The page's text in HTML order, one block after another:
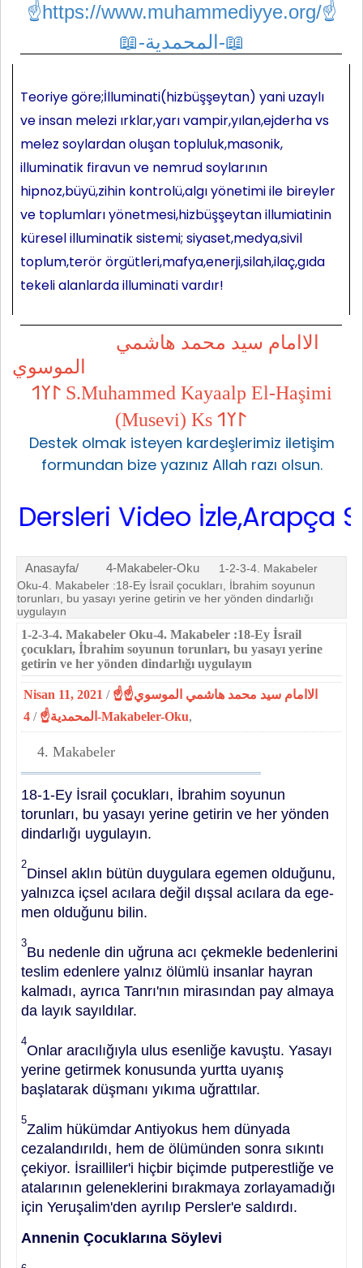
☝https://www.muhammediyye.org/☝
📖-المحمدية-📖
Teoriye göre;İlluminati(hizbüşşeytan) yani uzaylı
ve insan melezi ırklar,yarı vampir,yılan,ejderha vs
melez soylardan oluşan topluluk,masonik,
illuminatik firavun ve nemrud soylarının
hipnoz,büyü,zihin kontrolü,algı yönetimi ile bireyler
ve toplumları yönetmesi,hizbüşşeytan illumiatinin
küresel illuminatik sistemi; siyaset,medya,sivil
toplum,terör örgütleri,mafya,enerji,silah,ilaç,gıda
tekeli alanlarda illuminati vardır!
الاامام سيد محمد هاشمي
الموسوي
𐰃𐰠𐰯 S.Muhammed Kayaalp El-Haşimi
(Musevi) Ks 𐰃𐰠𐰯
Destek olmak isteyen kardeşlerimiz iletişim
formundan bize yazınız Allah razı olsun.
Video İzle,Arapça
Anasayfa/ 4-Makabeler-Oku
1-2-3-4. Makabeler
Oku-4. Makabeler :18-Ey İsrail çocukları, İbrahim so­yunun
torunları, bu yasayı ye­rine getirin ve her yönden dindarlığı
uygulayın
1-2-3-4. Makabeler Oku-4. Makabeler :18-Ey İsrail
çocukları, İbrahim so­yunun torunları, bu yasayı ye­rine
getirin ve her yönden dindarlığı uygulayın
Nisan 11, 2021 / ☝الاامام سيد محمد هاشمي الموسوي☝
المحمدية☝ / 4-Makabeler-Oku,
4. Makabeler
18-1-Ey İsrail çocukları, İbrahim so­yunun
torunları, bu yasayı ye­rine getirin ve her yönden
dindarlığı uygulayın.
2
Dinsel aklın bütün duy­gulara egemen olduğunu,
yalnızca iç­sel acılara değil dışsal acılara da ege­
men olduğunu bilin.
3
Bu nedenle din uğruna acı çek­mekle bedenlerini
teslim edenlere yal­nız ölümlü insanlar hayran
kalmadı, ayrıca Tanrı'nın mirasından pay al­maya
da layık sayıldılar.
4
Onlar ara­cılığıyla ulus esenliğe kavuştu. Yasa­yı
yerine getirmek konusunda yurtta uyanış
başlatarak düşmanı yıkıma uğ­rattılar.
5
Zalim hükümdar Antiyokus hem dünyada
cezalandırıldı, hem de ölümünden sonra sıkıntı
çekiyor. İsra­illiler'i hiçbir biçimde putperestliğe ve
atalarının geleneklerini bırakmaya zorlayamadığı
için Yeruşalim'den ayrılıp Persler'e saldırdı.
Annenin Çocuklarına Söylevi